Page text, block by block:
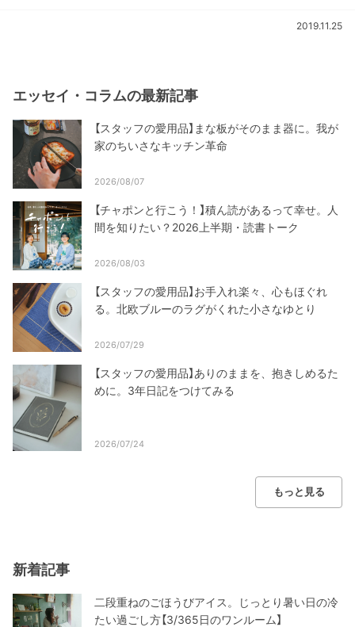
2019.11.25
エッセイ・コラムの最新記事
【スタッフの愛用品】まな板がそのまま器に。我が
家のちいさなキッチン革命
2026/08/07
【チャポンと行こう！】積ん読があるって幸せ。人
間を知りたい？2026上半期・読書トーク
2026/08/03
【スタッフの愛用品】お手入れ楽々、心もほぐれ
る。北欧ブルーのラグがくれた小さなゆとり
2026/07/29
【スタッフの愛用品】ありのままを、抱きしめるた
めに。3年日記をつけてみる
2026/07/24
もっと見る
新着記事
二段重ねのごほうびアイス。じっとり暑い日の冷
たい過ごし方【3/365日のワンルーム】